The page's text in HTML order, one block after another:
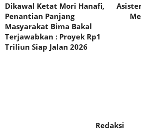
Dikawal Ketat Mori Hanafi,
Penantian Panjang
Masyarakat Bima Bakal
Terjawabkan : Proyek Rp1
Triliun Siap Jalan 2026
Redaksi